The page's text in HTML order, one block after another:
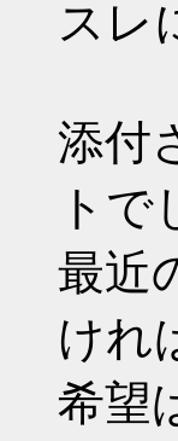
スレ
添付
トで
最近
けれ
希望